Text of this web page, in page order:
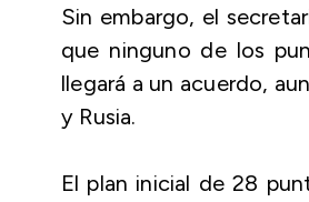
Sin embargo, el
que ninguno de los
llegará a un acuerdo,
y Rusia.
El plan inicial de 28